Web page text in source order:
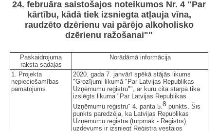
24. februāra saistošajos noteikumos Nr. 4 "Par
kārtību, kādā tiek izsniegta atļauja vīna,
raudzēto dzērienu vai pārējo alkoholisko
dzērienu ražošanai""
Paskaidrojuma
raksta sadaļas
Norādāmā informācija
1. Projekta
nepieciešamības
pamatojums
2020. gada 7. janvārī spēkā stājās likums
"Grozījumi likumā "Par Latvijas Republikas
Uzņēmumu reģistru"", ar kuru cita starpā tika
izslēgts likuma "Par Latvijas Republikas
Uzņēmumu reģistru" 4. panta 5.8 punkts. Šis
punkts paredzēja, ka Latvijas Republikas
Uzņēmumu reģistra (turpmāk - Reģistrs)
uzdevums ir izsniegt Reģistra vestajos